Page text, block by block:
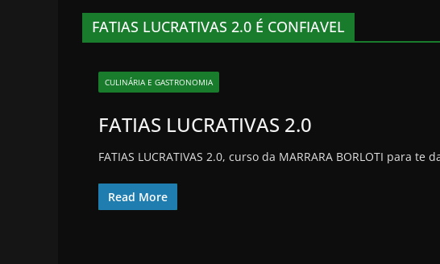
FATIAS LUCRATIVAS 2.0 É CONFIAVEL
CULINÁRIA E GASTRONOMIA
FATIAS LUCRATIVAS 2.0
FATIAS LUCRATIVAS 2.0, curso da MARRARA BORLOTI
Read More